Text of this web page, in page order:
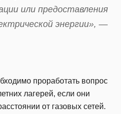
или предоставления
энергии», —
проработать вопрос
лагерей, если они
от газовых сетей.